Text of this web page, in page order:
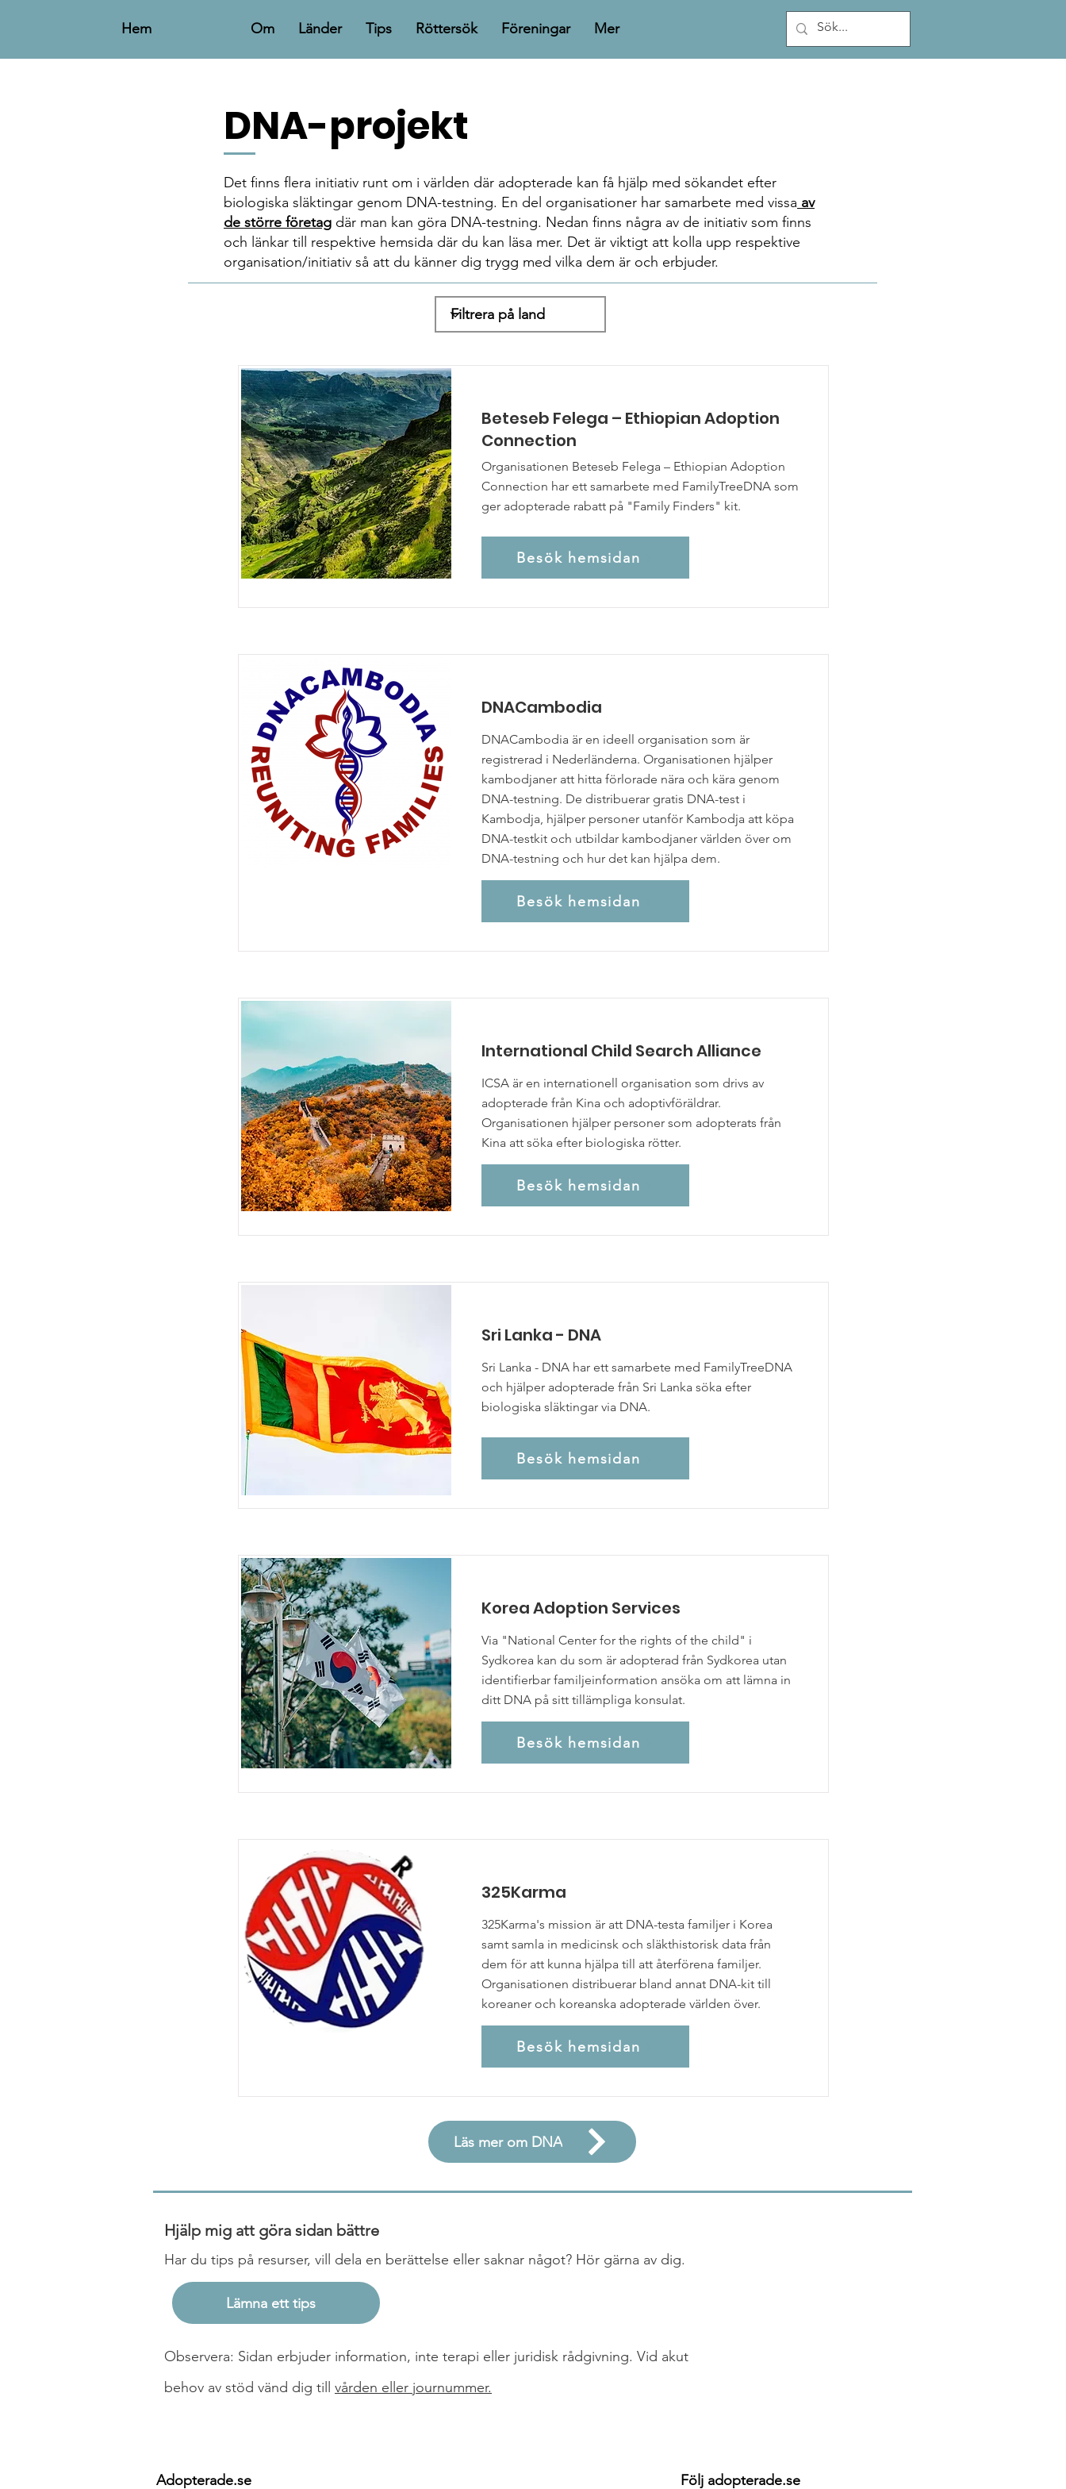
Hem Om Länder Tips Röttersök Föreningar Mer
DNA-projekt
Det finns flera initiativ runt om i världen där adopterade kan få hjälp med sökandet efter
biologiska släktingar genom DNA-testning. En del organisationer har samarbete med vissa av
de större företag där man kan göra DNA-testning. Nedan finns några av de initiativ som finns
och länkar till respektive hemsida där du kan läsa mer. Det är viktigt att kolla upp respektive
organisation/initiativ så att du känner dig trygg med vilka dem är och erbjuder.
Beteseb Felega – Ethiopian Adoption
Connection
Organisationen Beteseb Felega – Ethiopian Adoption
Connection har ett samarbete med FamilyTreeDNA som
ger adopterade rabatt på "Family Finders" kit.
Besök hemsidan
DNACambodia
DNACambodia är en ideell organisation som är
registrerad i Nederländerna. Organisationen hjälper
kambodjaner att hitta förlorade nära och kära genom
DNA-testning. De distribuerar gratis DNA-test i
Kambodja, hjälper personer utanför Kambodja att köpa
DNA-testkit och utbildar kambodjaner världen över om
DNA-testning och hur det kan hjälpa dem.
Besök hemsidan
International Child Search Alliance
ICSA är en internationell organisation som drivs av
adopterade från Kina och adoptivföräldrar.
Organisationen hjälper personer som adopterats från
Kina att söka efter biologiska rötter.
Besök hemsidan
Sri Lanka - DNA
Sri Lanka - DNA har ett samarbete med FamilyTreeDNA
och hjälper adopterade från Sri Lanka söka efter
biologiska släktingar via DNA.
Besök hemsidan
Korea Adoption Services
Via "National Center for the rights of the child" i
Sydkorea kan du som är adopterad från Sydkorea utan
identifierbar familjeinformation ansöka om att lämna in
ditt DNA på sitt tillämpliga konsulat.
Besök hemsidan
325Karma
325Karma's mission är att DNA-testa familjer i Korea
samt samla in medicinsk och släkthistorisk data från
dem för att kunna hjälpa till att återförena familjer.
Organisationen distribuerar bland annat DNA-kit till
koreaner och koreanska adopterade världen över.
Besök hemsidan
Läs mer om DNA
Hjälp mig att göra sidan bättre
Har du tips på resurser, vill dela en berättelse eller saknar något? Hör gärna av dig.
Lämna ett tips
Observera: Sidan erbjuder information, inte terapi eller juridisk rådgivning. Vid akut
behov av stöd vänd dig till vården eller journummer.
Adopterade.se Följ adopterade.se